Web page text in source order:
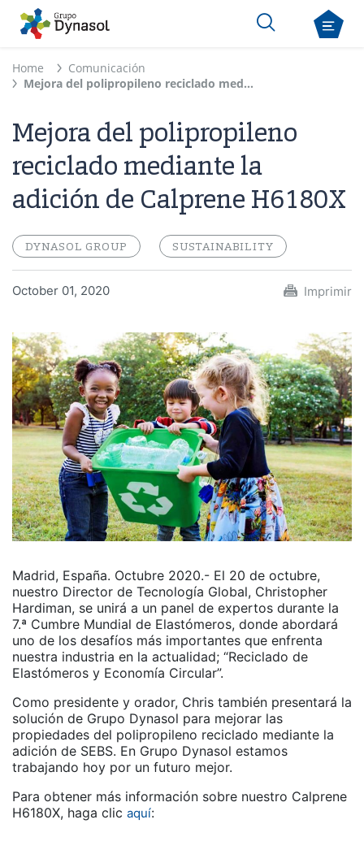
Home
Comunicación
Mejora del polipropileno reciclado mediante la adición de Calprene H6180X
Mejora del polipropileno
reciclado mediante la
adición de Calprene H6180X
DYNASOL GROUP SUSTAINABILITY
October 01, 2020 Imprimir
Madrid, España. Octubre 2020.- El 20 de octubre,
nuestro Director de Tecnología Global, Christopher
Hardiman, se unirá a un panel de expertos durante la
7.ª Cumbre Mundial de Elastómeros, donde abordará
uno de los desafíos más importantes que enfrenta
nuestra industria en la actualidad; “Reciclado de
Elastómeros y Economía Circular”.
Como presidente y orador, Chris también presentará la
solución de Grupo Dynasol para mejorar las
propiedades del polipropileno reciclado mediante la
adición de SEBS. En Grupo Dynasol estamos
trabajando hoy por un futuro mejor.
Para obtener más información sobre nuestro Calprene
H6180X, haga clic aquí: